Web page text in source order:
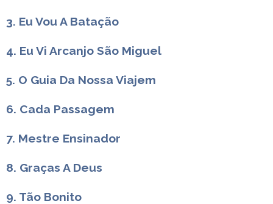
3. Eu Vou A Batação
4. Eu Vi Arcanjo São Miguel
5. O Guia Da Nossa Viajem
6. Cada Passagem
7. Mestre Ensinador
8. Graças A Deus
9. Tão Bonito